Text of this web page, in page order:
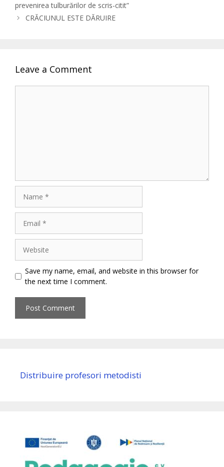
prevenirea tulburărilor de scris-citit”
CRĂCIUNUL ESTE DĂRUIRE
Leave a Comment
Save my name, email, and website in this browser for
the next time I comment.
Distribuire profesori metodisti